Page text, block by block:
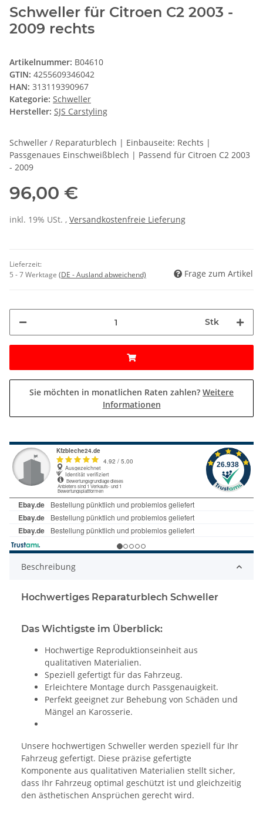
Schweller für Citroen C2 2003 -
2009 rechts
Artikelnummer: B04610
GTIN: 4255609346042
HAN: 313119390967
Kategorie: Schweller
Hersteller: SJS Carstyling
Schweller / Reparaturblech | Einbauseite: Rechts |
Passgenaues Einschweißblech | Passend für Citroen C2 2003
- 2009
96,00 €
inkl. 19% USt. , Versandkostenfreie Lieferung
Lieferzeit:
5 - 7 Werktage (DE - Ausland abweichend) Frage zum Artikel
Stk
Sie möchten in monatlichen Raten zahlen? Weitere
Informationen
Beschreibung
Hochwertiges Reparaturblech Schweller
Das Wichtigste im Überblick:
Hochwertige Reproduktionseinheit aus
qualitativen Materialien.
Speziell gefertigt für das Fahrzeug.
Erleichtere Montage durch Passgenauigkeit.
Perfekt geeignet zur Behebung von Schäden und
Mängel an Karosserie.
Unsere hochwertigen Schweller werden speziell für Ihr
Fahrzeug gefertigt. Diese präzise gefertigte
Komponente aus qualitativen Materialien stellt sicher,
dass Ihr Fahrzeug optimal geschützt ist und gleichzeitig
den ästhetischen Ansprüchen gerecht wird.